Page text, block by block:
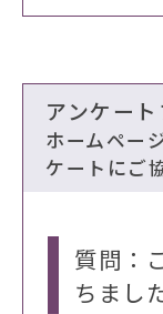
アンケー
ホームペー
ケートにご
質問：
ちまし